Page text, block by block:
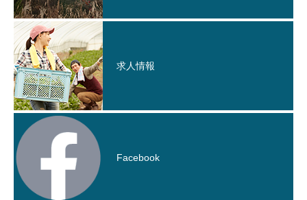
求人情報
Facebook